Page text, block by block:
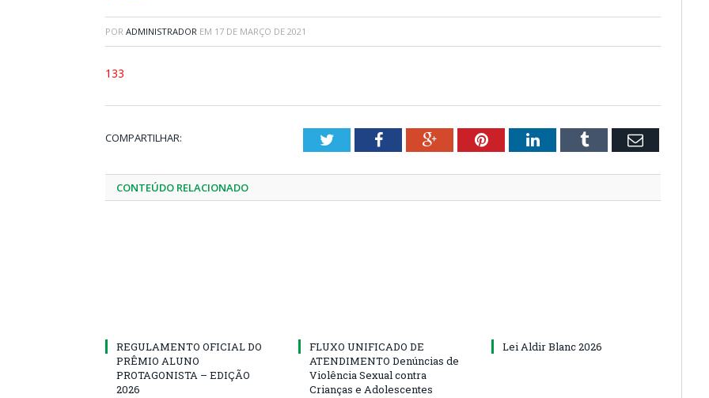
POR ADMINISTRADOR EM 17 DE MARÇO DE 2021
133
COMPARTILHAR: TwitterFacebookGoogle+PinterestLinkedInTumblr Email
CONTEÚDO RELACIONADO
REGULAMENTO OFICIAL DO
PRÊMIO ALUNO
PROTAGONISTA – EDIÇÃO
2026
FLUXO UNIFICADO DE
ATENDIMENTO Denúncias de
Violência Sexual contra
Crianças e Adolescentes
Lei Aldir Blanc 2026